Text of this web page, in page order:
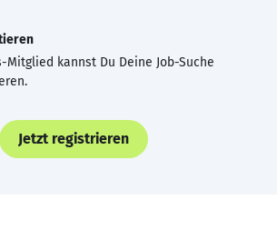
Mitglied kannst Du Deine Job-Suche
Jetzt registrieren